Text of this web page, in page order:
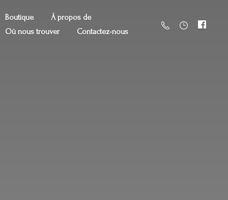
Boutique
À propos de
Où nous trouver
Contactez-nous